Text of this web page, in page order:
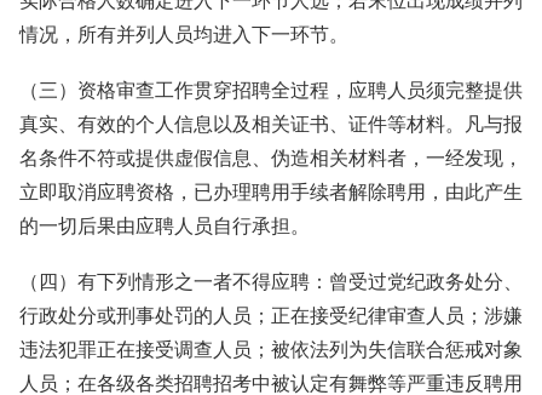
情况，所有并列人员均进入下一环节。
（三）资格审查工作贯穿招聘全过程，应聘人员须完整提供
真实、有效的个人信息以及相关证书、证件等材料。凡与报
名条件不符或提供虚假信息、伪造相关材料者，一经发现，
立即取消应聘资格，已办理聘用手续者解除聘用，由此产生
的一切后果由应聘人员自行承担。
（四）有下列情形之一者不得应聘：曾受过党纪政务处分、
行政处分或刑事处罚的人员；正在接受纪律审查人员；涉嫌
违法犯罪正在接受调查人员；被依法列为失信联合惩戒对象
人员；在各级各类招聘招考中被认定有舞弊等严重违反聘用